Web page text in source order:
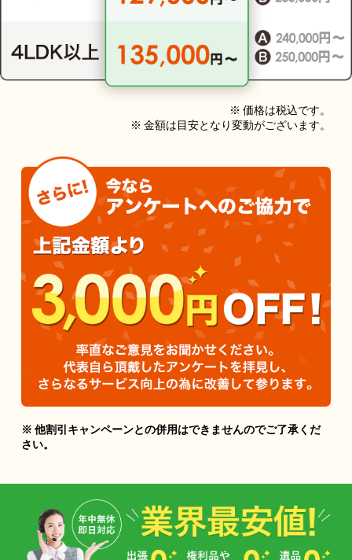
※ 価格は税込です。
※ 金額は目安となり変動がございます。
※ 他割引キャンペーンとの併用はできませんのでご了承くだ
さい。